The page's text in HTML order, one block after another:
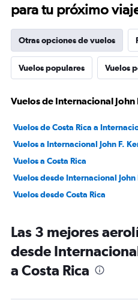
para tu próximo
Otras opciones de vuelos
Vuelos populares Vuelos
Vuelos de Internacional John
Vuelos de Costa Rica a
Vuelos a Internacional John F.
Vuelos a Costa Rica
Vuelos desde Internacional John
Vuelos desde Costa Rica
Las 3 mejores
desde
a Costa Rica